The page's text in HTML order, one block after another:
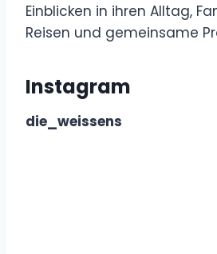
Einblicken in ihren Alltag,
Reisen und gemeinsame
Instagram
die_weissens